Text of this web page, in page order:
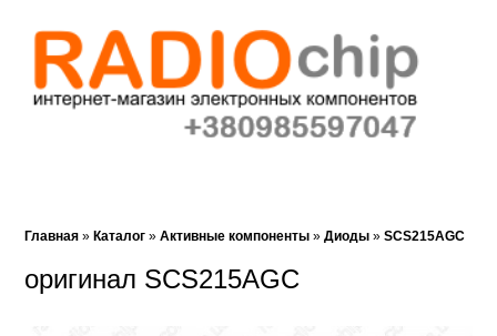
Главная »Каталог »Активные компоненты »Диоды »SCS215AGC
оригинал SCS215AGC